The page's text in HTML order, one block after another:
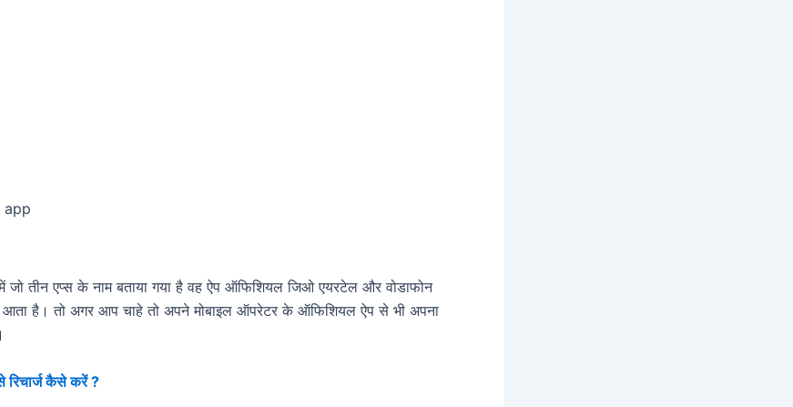
app
तीन एप्स के नाम बताया गया है वह ऐप ऑफिशियल जिओ एयरटेल और वोडाफोन
है। तो अगर आप चाहे तो अपने मोबाइल ऑपरेटर के ऑफिशियल ऐप से भी अपना
रिचार्ज कैसे करें ?